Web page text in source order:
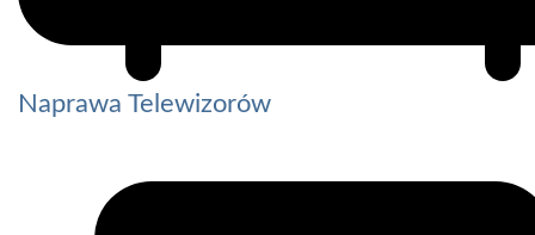
Naprawa Telewizorów